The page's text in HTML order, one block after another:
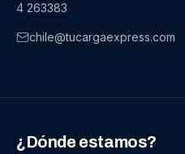
4 263383
chile@tucargaexpress.com
¿Dónde estamos?